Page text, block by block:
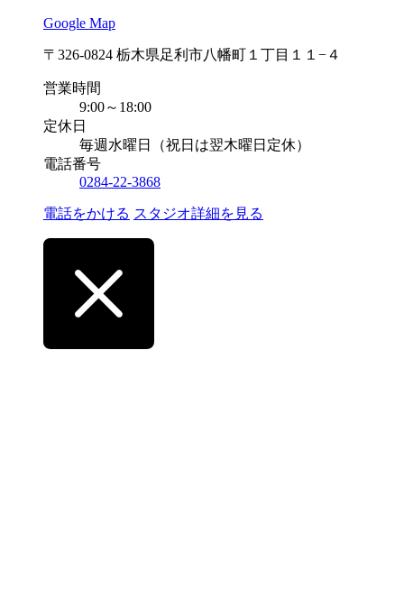
Google Map
〒326-0824 栃木県足利市八幡町１丁目１１−４
営業時間
9:00～18:00
定休日
毎週水曜日（祝日は翌木曜日定休）
電話番号
0284-22-3868
電話をかける スタジオ詳細を見る